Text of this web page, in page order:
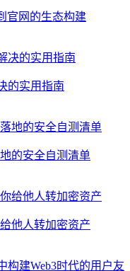
官网的生态构建
的实用指南
的安全自测清单
他人转加密资产